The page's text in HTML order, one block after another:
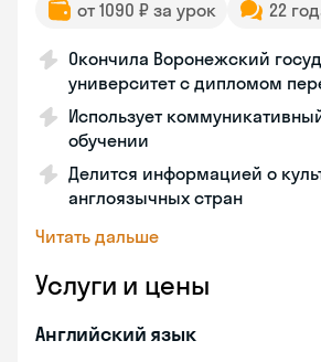
от 1090 ₽ за урок 22
Окончила Воронежский
университет с дипломом
Использует
обучении
Делится информацией о
англоязычных стран
Читать дальше
Услуги и цены
Английский язык